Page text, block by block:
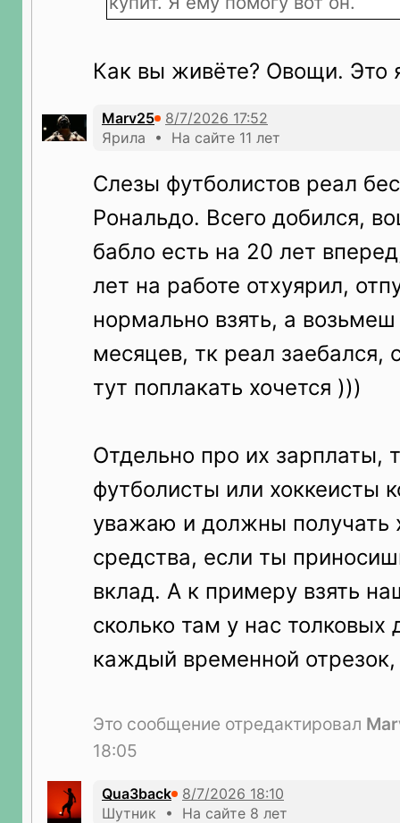
Как вы живёте? Овощи. Это
Marv25
Ярила • На сайте 11 лет
Слезы футболистов реал
Рональдо. Всего добился,
бабло есть на 20 лет
лет на работе отхуярил,
нормально взять, а
месяцев, тк реал заебался,
тут поплакать хочется )))
Отдельно про их зарплаты,
футболисты или хоккеисты
уважаю и должны получать
средства, если ты
вклад. А к примеру взять
сколько там у нас толковых
каждый временной отрезок,
Это сообщение отредактировал
18:05
Qua3back
Шутник • На сайте 8 лет